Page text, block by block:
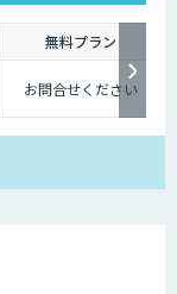
無料プラン
お問合せください